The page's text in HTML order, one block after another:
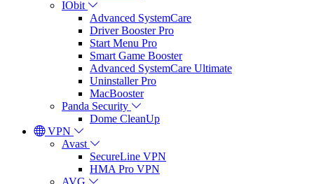
IObit
Advanced SystemCare
Driver Booster Pro
Start Menu Pro
Smart Game Booster
Advanced SystemCare Ultimate
Uninstaller Pro
MacBooster
Panda Security
Dome CleanUp
VPN
Avast
SecureLine VPN
HMA Pro VPN
AVG